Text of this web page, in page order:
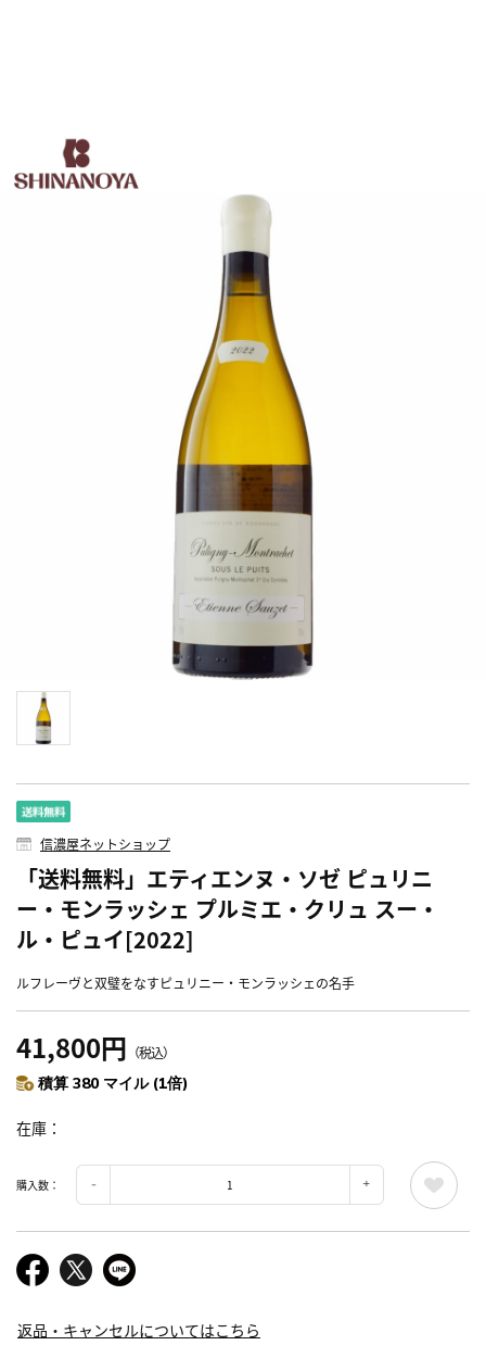
信濃屋ネットショップ
「送料無料」エティエンヌ・ソゼ ピュリニ
ー・モンラッシェ プルミエ・クリュ スー・
ル・ピュイ[2022]
ルフレーヴと双璧をなすピュリニー・モンラッシェの名手
41,800円 （税込）
積算 380 マイル (1倍)
在庫
購入数：
返品・キャンセルについてはこちら